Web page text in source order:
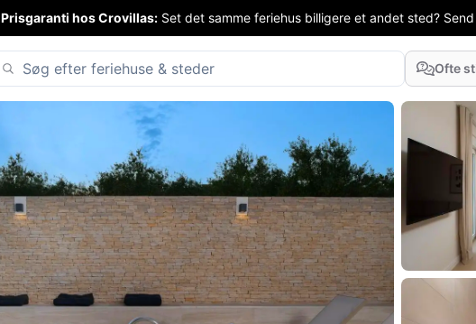
Prisgaranti hos Crovillas: Set det samme feriehus billigere et andet sted?
Ofte